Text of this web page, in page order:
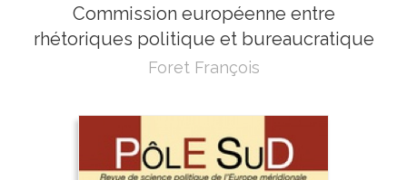
Commission européenne entre
rhétoriques politique et bureaucratique
Foret François